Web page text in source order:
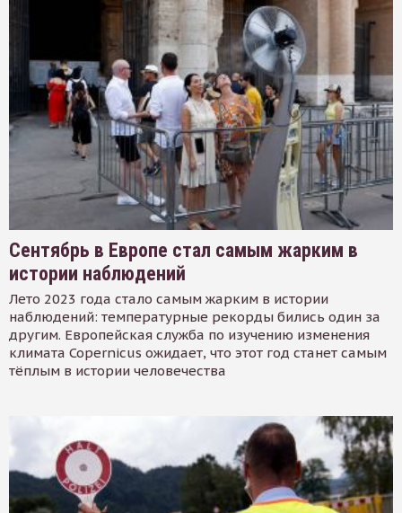
Сентябрь в Европе стал самым жарким в
истории наблюдений
Лето 2023 года стало самым жарким в истории
наблюдений: температурные рекорды бились один за
другим. Европейская служба по изучению изменения
климата Copernicus ожидает, что этот год станет самым
тёплым в истории человечества